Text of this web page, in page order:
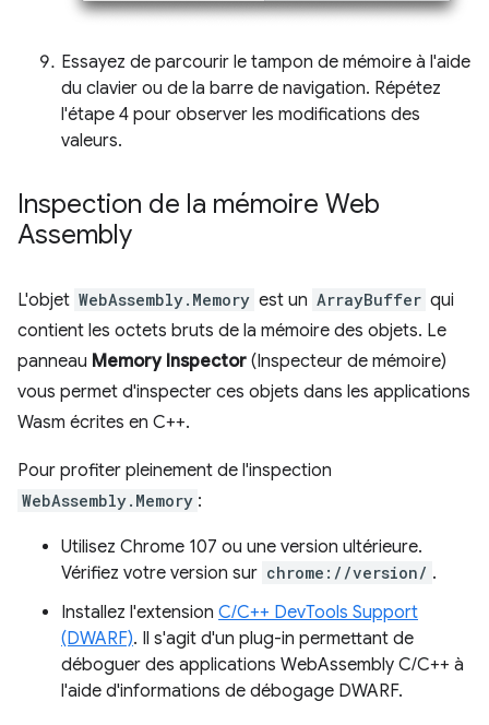
Essayez de parcourir le tampon de mémoire à l'aide
du clavier ou de la barre de navigation. Répétez
l'étape 4 pour observer les modifications des
valeurs.
Inspection de la mémoire Web
Assembly
L'objet WebAssembly.Memory est un ArrayBuffer qui
contient les octets bruts de la mémoire des objets. Le
panneau Memory Inspector (Inspecteur de mémoire)
vous permet d'inspecter ces objets dans les applications
Wasm écrites en C++.
Pour profiter pleinement de l'inspection
WebAssembly.Memory :
Utilisez Chrome 107 ou une version ultérieure.
Vérifiez votre version sur chrome://version/ .
Installez l'extension C/C++ DevTools Support
(DWARF). Il s'agit d'un plug-in permettant de
déboguer des applications WebAssembly C/C++ à
l'aide d'informations de débogage DWARF.